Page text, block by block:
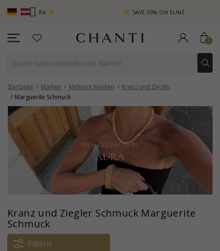
AURA SAVE 50% ON ELINÉ
Startseite Marken Mehrere Marken
Kranz und Ziegler
Marguerite Schmuck
Kranz und Ziegler Schmuck Marguerite
Schmuck
Filtern